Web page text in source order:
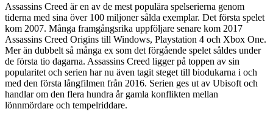
Assassins Creed är en av de mest populära spelserierna genom
tiderna med sina över 100 miljoner sålda exemplar. Det första spelet
kom 2007. Många framgångsrika uppföljare senare kom 2017
Assassins Creed Origins till Windows, Playstation 4 och Xbox One.
Mer än dubbelt så många ex som det förgående spelet såldes under
de första tio dagarna. Assassins Creed ligger på toppen av sin
popularitet och serien har nu även tagit steget till biodukarna i och
med den första långfilmen från 2016. Serien ges ut av Ubisoft och
handlar om den flera hundra år gamla konflikten mellan
lönnmördare och tempelriddare.